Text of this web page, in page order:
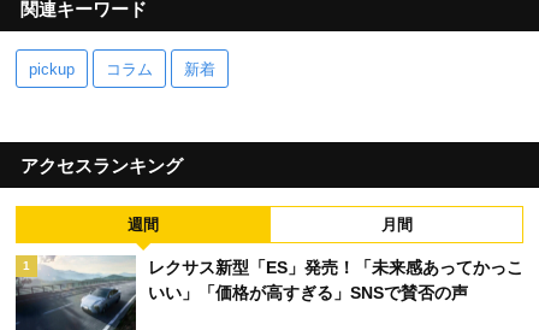
関連キーワード
pickup コラム 新着
アクセスランキング
週間 月間
1
レクサス新型「ES」発売！「未来感あってかっこ
いい」「価格が高すぎる」SNSで賛否の声